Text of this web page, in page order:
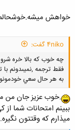
خواهش
4niko گفت:
چه خوب كه بالا خره
فقط ترجمه ,نميىدونم با
به هر حال سعي
.خوب عزیز جان من
ببینم امتحانات شما
میذارم که وقتتون نگیره.